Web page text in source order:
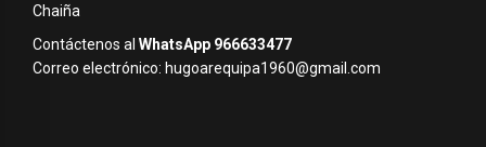
Chaiña
Contáctenos al WhatsApp 966633477
Correo electrónico: hugoarequipa1960@gmail.com